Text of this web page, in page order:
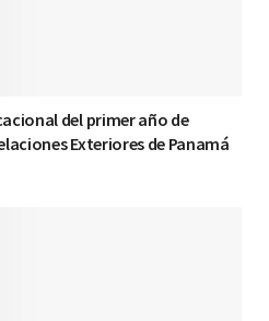
del primer año de
Exteriores de Panamá